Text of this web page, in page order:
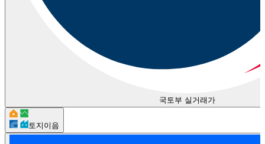
국토부 실거래가
토지이음